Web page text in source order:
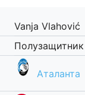
Vanja Vlahović
Полузащитник
Аталанта